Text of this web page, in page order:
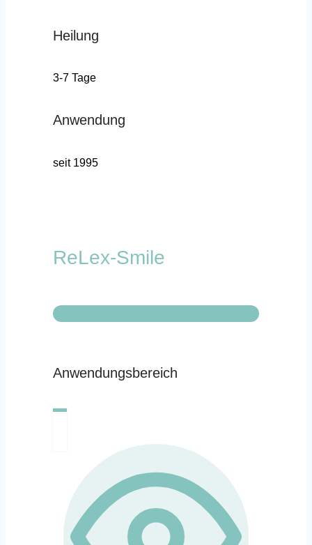
Heilung
3-7 Tage
Anwendung
seit 1995
ReLex-Smile
Anwendungsbereich